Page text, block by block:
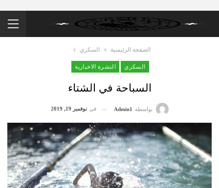
الصفحة الرئيسية السكري
السكري النشرة الاخبارية
السباحة في الشتاء
بواسطة Admin1 في نوفمبر 19, 2019